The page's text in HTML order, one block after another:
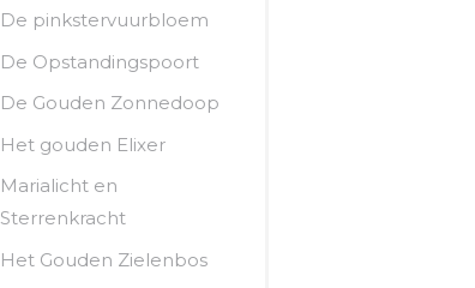
De pinkstervuurbloem
De Opstandingspoort
De Gouden Zonnedoop
Het gouden Elixer
Marialicht en
Sterrenkracht
Het Gouden Zielenbos